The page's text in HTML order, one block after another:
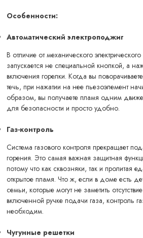
Особенности:
Автоматический электроподжиг
В отличие от механического
запускается не специальной кнопкой, а
включения горелки. Когда вы
течь, при нажатии на нее пьезоэлемент
образом, вы получаете пламя одним
для безопасности и просто удобно.
Газ-контроль
Система газового контроля прекращает
горения. Это самая важная защитная
потому что как сквозняки, так и пролитая
открытое пламя. Что ж, если в доме есть
семьи, которые могут не заметить
включенной ручке подачи газа, контроль
необходим.
Чугунные решетки